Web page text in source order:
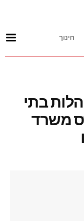
חינוך
בתי
משרד